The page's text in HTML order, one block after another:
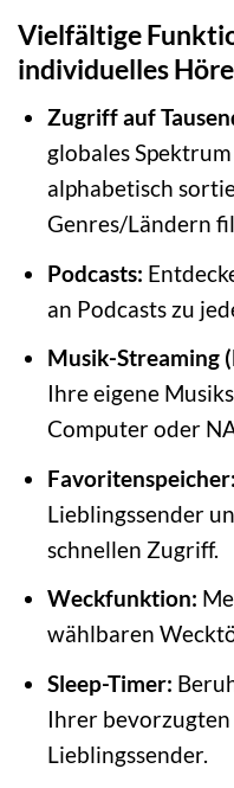
Vielfältige
individuelles
Zugriff auf
globales
alphabetisch
Genres/Ländern
Podcasts:
an Podcasts zu
Musik-Streaming
Ihre eigene
Computer oder
Favoritenspeicher:
Lieblingssender
schnellen Zugriff.
Weckfunktion:
wählbaren
Sleep-Timer:
Ihrer
Lieblingssender.